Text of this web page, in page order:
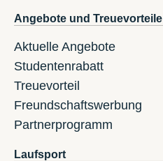
Angebote und Treuevorteile
Aktuelle Angebote
Studentenrabatt
Treuevorteil
Freundschaftswerbung
Partnerprogramm
Laufsport